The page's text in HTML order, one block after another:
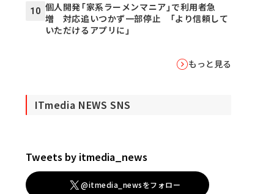
10 個人開発「家系ラーメンマニア」で利用者急
増 対応追いつかず一部停止 「より信頼して
いただけるアプリに」
もっと見る
ITmedia NEWS SNS
Tweets by itmedia_news
@itmedia_newsをフォロー